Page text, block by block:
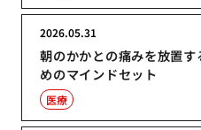
朝のかかとの痛みを放置
めのマインドセット
2026.05.31
医療